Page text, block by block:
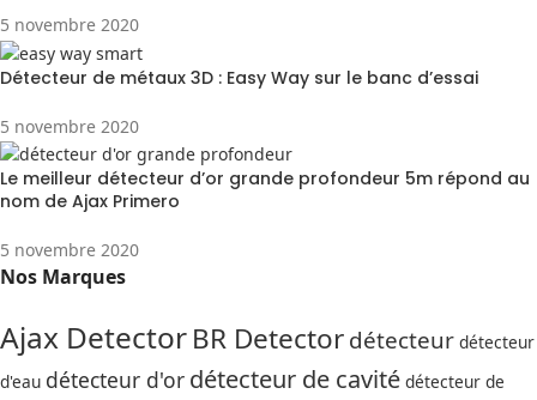
5 novembre 2020
Détecteur de métaux 3D : Easy Way sur le banc d’essai
5 novembre 2020
Le meilleur détecteur d’or grande profondeur 5m répond au
nom de Ajax Primero
5 novembre 2020
Nos Marques
Ajax DetectorBR Detectordétecteur détecteur
d'eau détecteur d'or détecteur de cavité détecteur de